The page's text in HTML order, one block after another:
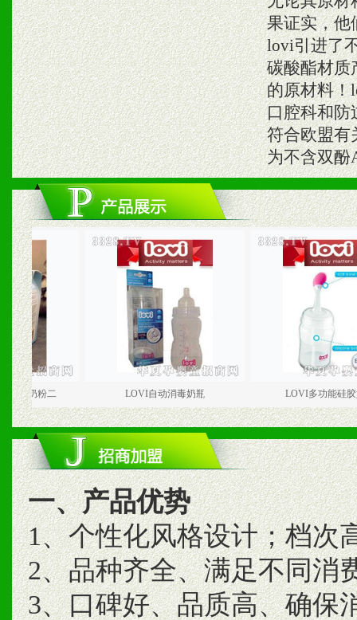
果证实，他
lovi引进了
碳酸酯材质
的原材料！
口腔科和防
符合欧盟有
为不含双酚
二 LOVI自动消毒奶瓶 LOVI多功能硅胶奶瓶
一、产品优势
1、个性化风格设计；档次
2、品种齐全、满足不同消
3、口碑好、品质高、确保